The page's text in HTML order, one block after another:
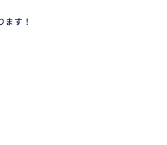
ます！